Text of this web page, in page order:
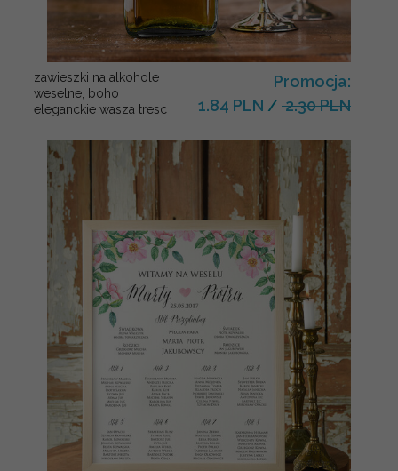
zawieszki na alkohole
weselne, boho
eleganckie wasza tresc
Promocja:
1.84 PLN / 2.30 PLN